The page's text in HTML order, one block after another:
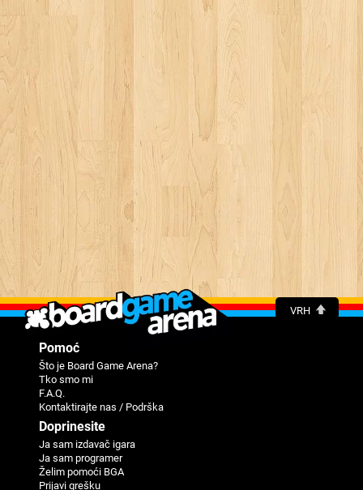
VRH
Pomoć
Što je Board Game Arena?
Tko smo mi
F.A.Q.
Kontaktirajte nas / Podrška
Doprinesite
Ja sam izdavač igara
Ja sam programer
Žеlim pomoći BGA
Priјavi grеšku